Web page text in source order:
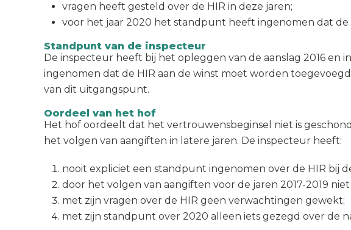
vragen heeft gesteld over de HIR in deze jaren;
voor het jaar 2020 het standpunt heeft ingenomen dat
Standpunt van de inspecteur
De inspecteur heeft bij het opleggen van de aanslag 2016
ingenomen dat de HIR aan de winst moet worden
van dit uitgangspunt.
Oordeel van het hof
Het hof oordeelt dat het vertrouwensbeginsel niet is
het volgen van aangiften in latere jaren. De inspecteur heeft:
nooit expliciet een standpunt ingenomen over de HIR bij
door het volgen van aangiften voor de jaren 2017-2019
met zijn vragen over de HIR geen verwachtingen gewekt;
met zijn standpunt over 2020 alleen iets gezegd over de